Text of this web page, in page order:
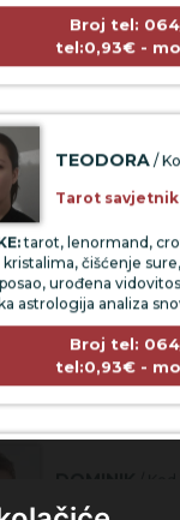
Broj tel:
tel:0,93€ -
/
tarot, lenormand,
kristalima, čišćenje
urođena
astrologija analiza
Broj tel:
tel:0,93€ -
Tarot savjetnik